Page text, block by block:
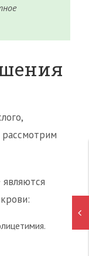
рассмотрим
являются